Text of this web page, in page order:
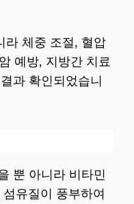
라 체중 조절, 혈압
예방, 지방간 치료
과 확인되었습니
뿐 아니라 비타민
유질이 풍부하여